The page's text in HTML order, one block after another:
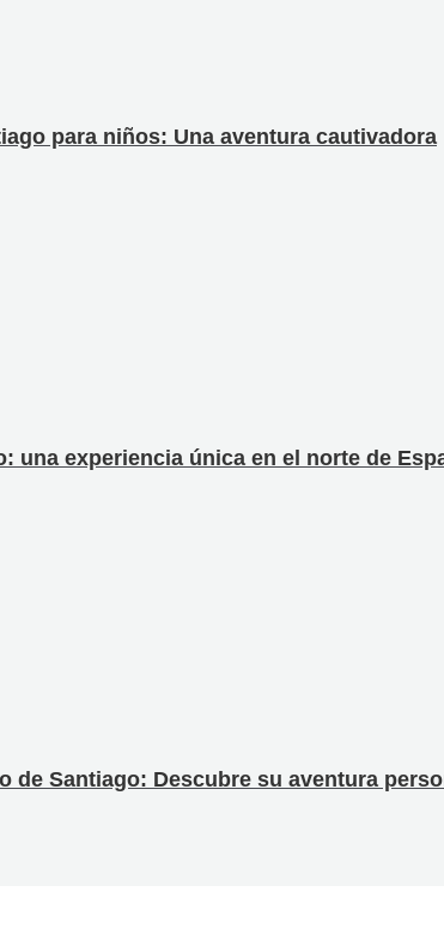
para niños: Una aventura cautivadora
una experiencia única en el norte de
Santiago: Descubre su aventura